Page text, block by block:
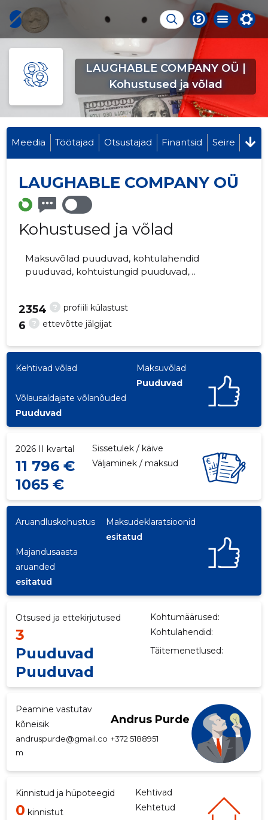
LAUGHABLE COMPANY OÜ |
Kohustused ja võlad
Meedia Töötajad Otsustajad Finantsid Seire
LAUGHABLE COMPANY OÜ
Kohustused ja võlad
Maksuvõlad puuduvad, kohtulahendid
puuduvad, kohtuistungid puuduvad,
+372 5188951
? profiili külastust
2354
? ettevõtte jälgijat
6
Kehtivad võlad
Maksuvõlad
Puuduvad
Võlausaldajate võlanõuded
Puuduvad
2026 II kvartal Sissetulek / käive
11 796 € Väljaminek / maksud
1065 €
Aruandluskohustus
Maksudeklaratsioonid
esitatud
Majandusaasta
aruanded
esitatud
Otsused ja ettekirjutused Kohtumäärused:
3 Kohtulahendid:
Puuduvad Täitemenetlused:
Puuduvad
Peamine vastutav
kõneisik
Andrus Purde
andruspurde@gmail.co
m
+372 5188951
Kinnistud ja hüpoteegid Kehtivad
0 kinnistut Kehtetud